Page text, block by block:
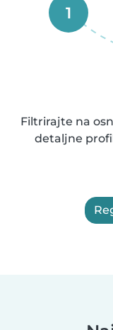
1
Filtrirajte na
detaljne